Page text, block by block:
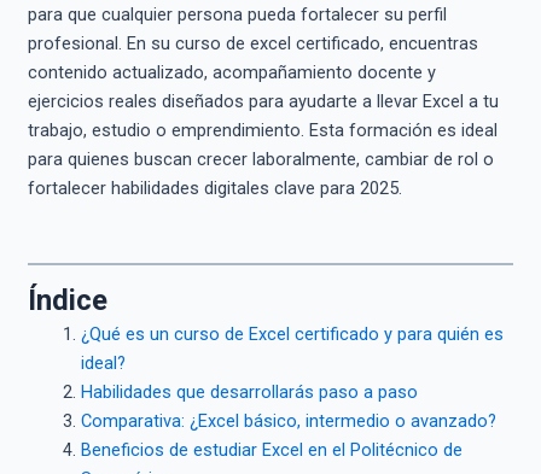
para que cualquier persona pueda fortalecer su perfil
profesional. En su curso de excel certificado, encuentras
contenido actualizado, acompañamiento docente y
ejercicios reales diseñados para ayudarte a llevar Excel a tu
trabajo, estudio o emprendimiento. Esta formación es ideal
para quienes buscan crecer laboralmente, cambiar de rol o
fortalecer habilidades digitales clave para 2025.
Índice
¿Qué es un curso de Excel certificado y para quién es
ideal?
Habilidades que desarrollarás paso a paso
Comparativa: ¿Excel básico, intermedio o avanzado?
Beneficios de estudiar Excel en el Politécnico de